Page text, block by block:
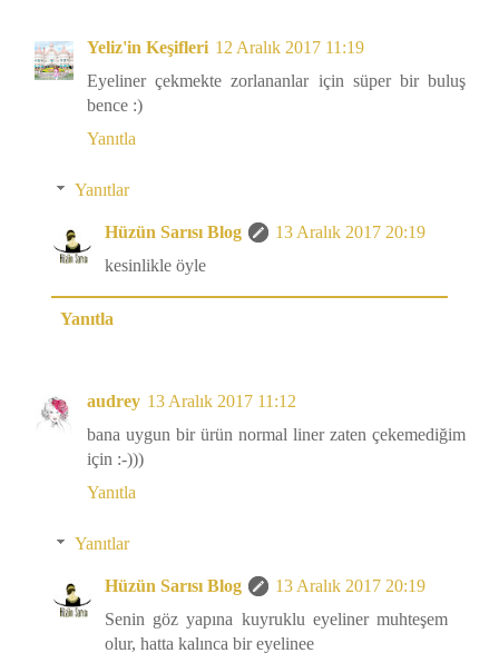
Yeliz'in Keşifleri 12 Aralık 2017 11:19
Eyeliner çekmekte zorlananlar için süper bir buluş
bence :)
Yanıtla
Yanıtlar
Hüzün Sarısı Blog
13 Aralık 2017 20:19
kesinlikle öyle
Yanıtla
audrey 13 Aralık 2017 11:12
bana uygun bir ürün normal liner zaten çekemediğim
için :-)))
Yanıtla
Yanıtlar
Hüzün Sarısı Blog
13 Aralık 2017 20:19
Senin göz yapına kuyruklu eyeliner muhteşem
olur, hatta kalınca bir eyelinee